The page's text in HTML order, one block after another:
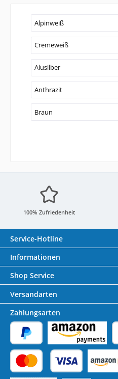
Alpinweiß
Cremeweiß
Alusilber
Anthrazit
Braun
100% Zufriedenheit
Service-Hotline
Informationen
Shop Service
Versandarten
Zahlungsarten
PayPal Amazon Pay
Kredit- oder Debitkarte